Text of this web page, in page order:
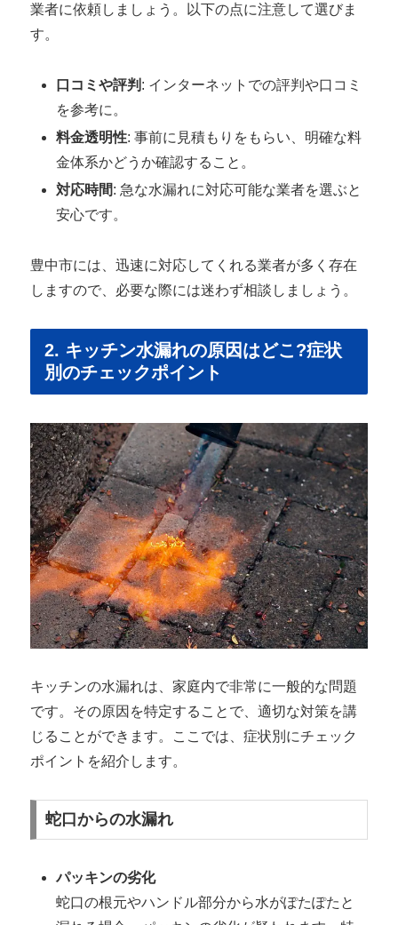
業者に依頼しましょう。以下の点に注意して選びま
す。
口コミや評判 : インターネットでの評判や口コミ
を参考に。
料金透明性: 事前に見積もりをもらい、明確な料
金体系かどうか確認すること。
対応時間: 急な水漏れに対応可能な業者を選ぶと
安心です。
豊中市には、迅速に対応してくれる業者が多く存在
しますので、必要な際には迷わず相談しましょう。
2. キッチン水漏れの原因はどこ?症状
別のチェックポイント
キッチンの水漏れは、家庭内で非常に一般的な問題
です。その原因を特定することで、適切な対策を講
じることができます。ここでは、症状別にチェック
ポイントを紹介します。
蛇口からの水漏れ
パッキンの劣化
蛇口の根元やハンドル部分から水がぽたぽたと